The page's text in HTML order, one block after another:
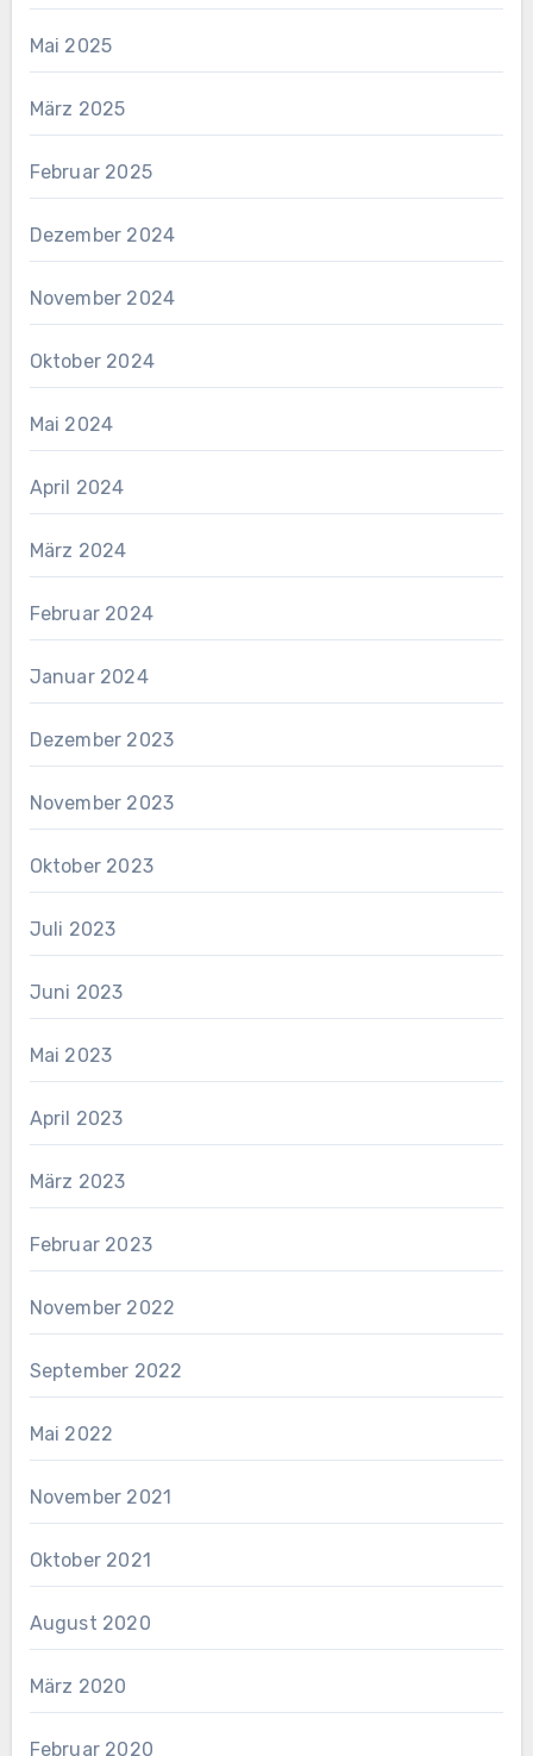
Mai 2025
März 2025
Februar 2025
Dezember 2024
November 2024
Oktober 2024
Mai 2024
April 2024
März 2024
Februar 2024
Januar 2024
Dezember 2023
November 2023
Oktober 2023
Juli 2023
Juni 2023
Mai 2023
April 2023
März 2023
Februar 2023
November 2022
September 2022
Mai 2022
November 2021
Oktober 2021
August 2020
März 2020
Februar 2020